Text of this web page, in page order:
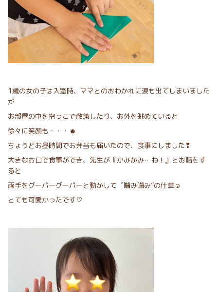
1歳の女の子は入室時、ママとのおわかれに涙も出てしまいました
が
お部屋の中を抱っこで散策したり、お外を眺めていると
徐々に笑顔も・・・☻
ちょうどお昼時間でお弁当も届いたので、食事にしました❢
大きなお口で食事ができ、先生が『かみかみ…ね！』とお話をす
ると
両手をグーパーグーパーと動かして〝噛み噛み”の仕草☺︎
とても可愛かったです♡